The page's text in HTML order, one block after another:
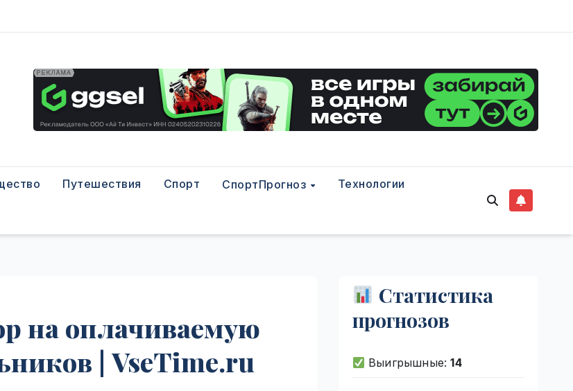
Путешествия Спорт СпортПрогноз Технологии
на оплачиваемую
| VseTime.ru
Статистика
прогнозов
Выигрышные:14